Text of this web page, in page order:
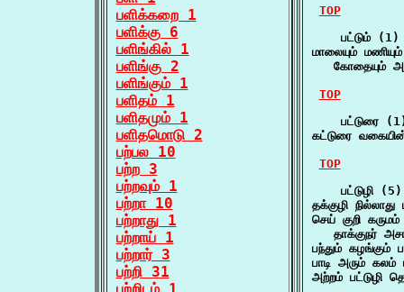
பளிக்கறை 1
பளிக்கு 6
பளிங்கில் 1
பளிங்கு 2
பளிங்கும் 1
பளிதம் 1
பளிதமும் 1
பளிதமொடு 2
பற்பல 10
பற்ற 3
பற்றவும் 1
பற்றா 10
பற்றாது 1
பற்றாய் 1
பற்றார் 3
பற்றி 31
TOP
    பட்டும் (1)
மாலையும்
கோதையும்
TOP
பட்டுரை
கட்டுரை
TOP
    பட்டுழி (5)
தக்குழி
செய் குறி
தாக்குநர்
பந்தும் கழங்கும்
பாடி அரும் கலம்
அற்றம் பட்டுழி